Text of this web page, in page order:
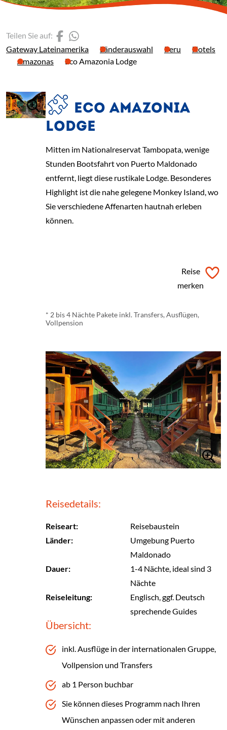
Gateway Lateinamerika Länderauswahl Peru
Hotels
Amazonas
Eco Amazonia Lodge
Teilen Sie auf: (Link öffnet einen neuen
ECO AMAZONIA
LODGE
Mitten im Nationalreservat Tambopata, wenige
Stunden Bootsfahrt von Puerto Maldonado
entfernt, liegt diese rustikale Lodge. Besonderes
Highlight ist die nahe gelegene Monkey Island, wo
Sie verschiedene Affenarten hautnah erleben
können.
Reise
merken
* 2 bis 4 Nächte Pakete inkl. Transfers, Ausflügen,
Vollpension
Reisedetails:
Reiseart:
Reisebaustein
Länder:
Umgebung Puerto
Maldonado
Dauer:
1-4 Nächte, ideal sind 3
Nächte
Reiseleitung:
Englisch, ggf. Deutsch
sprechende Guides
Übersicht:
inkl. Ausflüge in der internationalen Gruppe,
Vollpension und Transfers
ab 1 Person buchbar
Sie können dieses Programm nach Ihren
Wünschen anpassen oder mit anderen